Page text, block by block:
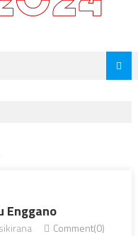
Enggano
Comment(0)